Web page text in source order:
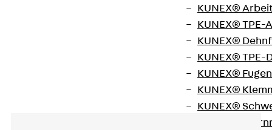
KUNEX®
KUNEX®
KUNEX®
KUNEX®
KUNEX®
KUNEX®
KUNEX®
KUNEX®
JORDAHL Einmörtelkonsole